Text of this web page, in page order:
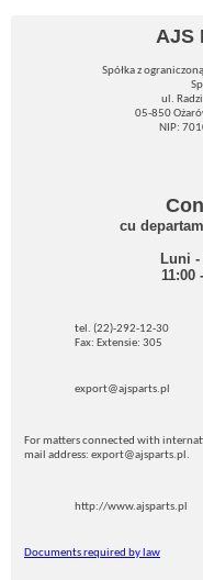
AJS
Spółka z
ul.
05-850
NIP:
cu
Luni
11:00
tel. (22)-292-12-30
Fax: Extensie: 305
export@ajsparts.pl
For matters connected with
mail address: export@ajsparts.pl.
http://www.ajsparts.pl
Documents required by law